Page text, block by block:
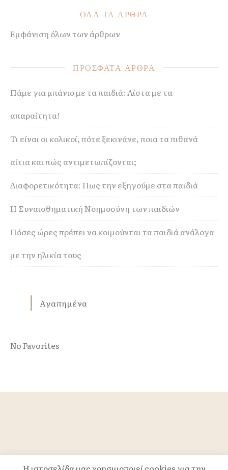
ΟΛΑ ΤΑ ΑΡΘΡΑ
Εμφάνιση όλων των άρθρων
ΠΡΟΣΦΑΤΑ ΑΡΘΡΑ
Πάμε για μπάνιο με τα παιδιά: Λίστα με τα
απαραίτητα!
Τι είναι οι κολικοί, πότε ξεκινάνε, ποια τα πιθανά
αίτια και πώς αντιμετωπίζονται;
Διαφορετικότητα: Πως την εξηγούμε στα παιδιά
Η Συναισθηματική Νοημοσύνη των παιδιών
Πόσες ώρες πρέπει να κοιμούνται τα παιδιά ανάλογα
με την ηλικία τους
Αγαπημένα
No Favorites